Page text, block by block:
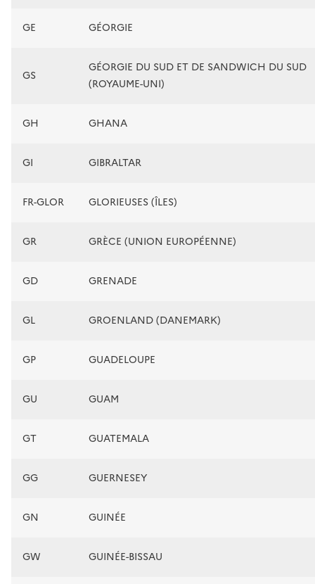
GE GÉORGIE
GS
GÉORGIE DU SUD ET DE SANDWICH DU SUD
(ROYAUME-UNI)
GH GHANA
GI GIBRALTAR
FR-GLOR GLORIEUSES (ÎLES)
GR GRÈCE (UNION EUROPÉENNE)
GD GRENADE
GL GROENLAND (DANEMARK)
GP GUADELOUPE
GU GUAM
GT GUATEMALA
GG GUERNESEY
GN GUINÉE
GW GUINÉE-BISSAU